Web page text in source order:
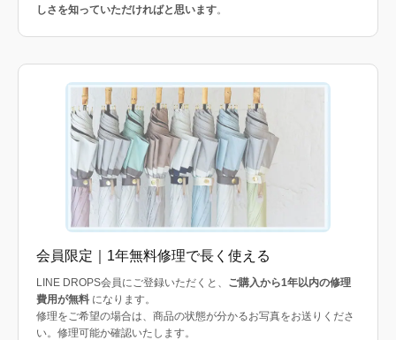
しさを知っていただければと思います。
会員限定｜1年無料修理で長く使える
LINE DROPS会員にご登録いただくと、 ご購入から1年以内の修理
費用が無料 になります。
修理をご希望の場合は、商品の状態が分かるお写真をお送りくださ
い。修理可能か確認いたします。